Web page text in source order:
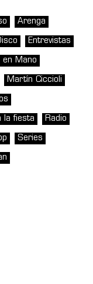
Arenga
Entrevistas
en Mano
Martín Ciccioli
la fiesta Radio
Series